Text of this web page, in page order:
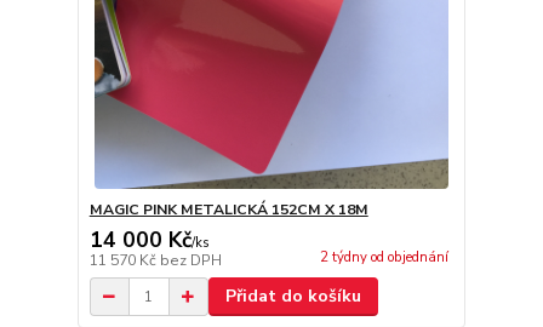
MAGIC PINK METALICKÁ 152CM X 18M
14 000 Kč/ks
11 570 Kč bez DPH 2 týdny od objednání
Přidat do košíku